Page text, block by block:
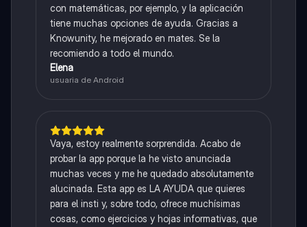
con matemáticas, por ejemplo, y la aplicación
tiene muchas opciones de ayuda. Gracias a
Knowunity, he mejorado en mates. Se la
recomiendo a todo el mundo.
Elena
usuaria de Android
Vaya, estoy realmente sorprendida. Acabo de
probar la app porque la he visto anunciada
muchas veces y me he quedado absolutamente
alucinada. Esta app es LA AYUDA que quieres
para el insti y, sobre todo, ofrece muchísimas
cosas, como ejercicios y hojas informativas, que